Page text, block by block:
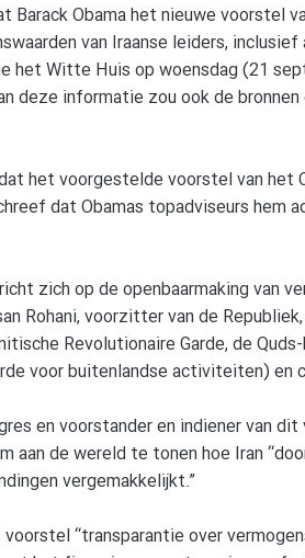
Obama het nieuwe voorstel
van Iraanse leiders,
het Witte Huis op woensdag (21
deze informatie zou ook de
het voorgestelde voorstel van het
dat Obamas topadviseurs hem
zich op de openbaarmaking van
Rohani, voorzitter van de
Revolutionaire Garde, de
voor buitenlandse activiteiten) en
en voorstander en indiener van
aan de wereld te tonen hoe Iran
vergemakkelijkt.”
“transparantie over